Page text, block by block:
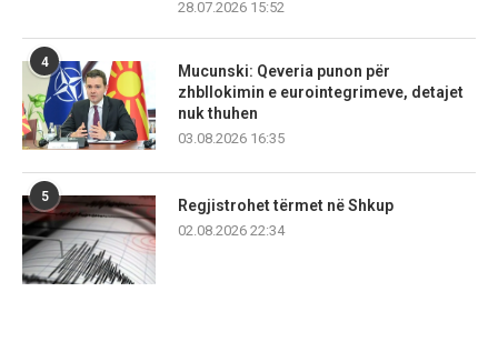
28.07.2026 15:52
4
Mucunski: Qeveria punon për
zhbllokimin e eurointegrimeve, detajet
nuk thuhen
03.08.2026 16:35
5
Regjistrohet tërmet në Shkup
02.08.2026 22:34